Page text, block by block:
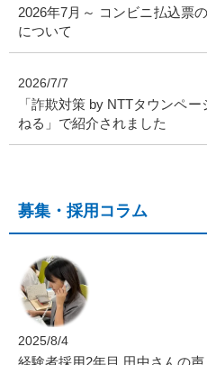
2026年7月～ コンビニ払込票
について
2026/7/7
「詐欺対策 by NTTタウンペ
ねる」で紹介されました
募集・採用コラム
2025/8/4